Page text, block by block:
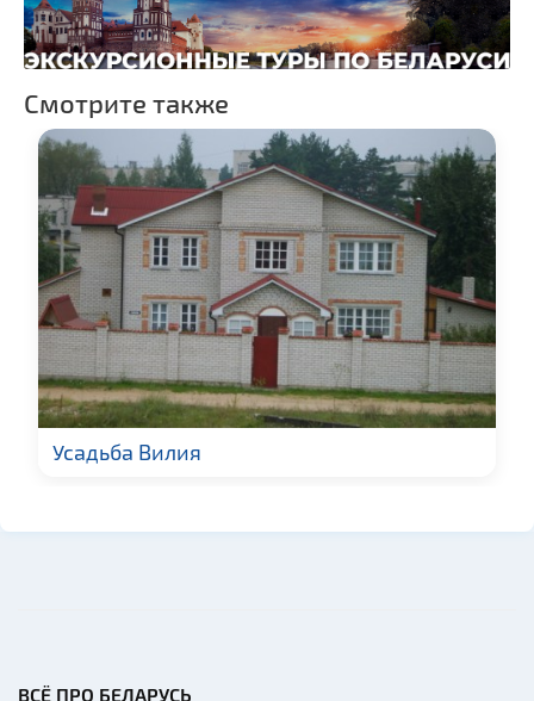
Смотрите также
Усадьба Вилия
ВСЁ ПРО БЕЛАРУСЬ